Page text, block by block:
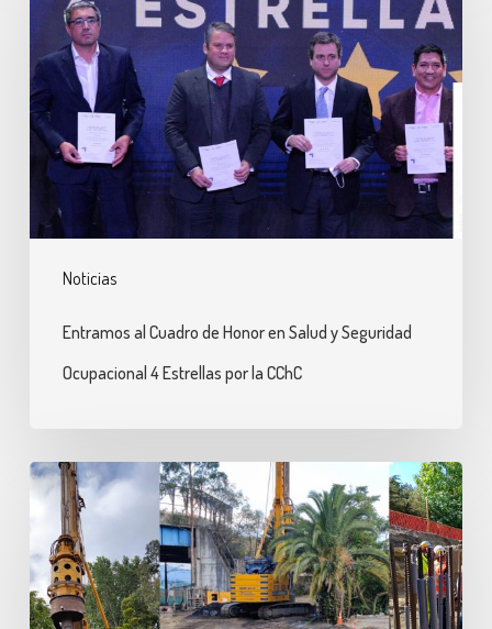
Noticias
Cuadro
de
Honor
en
Salud
Seguridad
Estrellas
Entramos al Cuadro de Honor en Salud y Seguridad
Ocupacional 4 Estrellas por la CChC
Pilotes
1500
y
1200